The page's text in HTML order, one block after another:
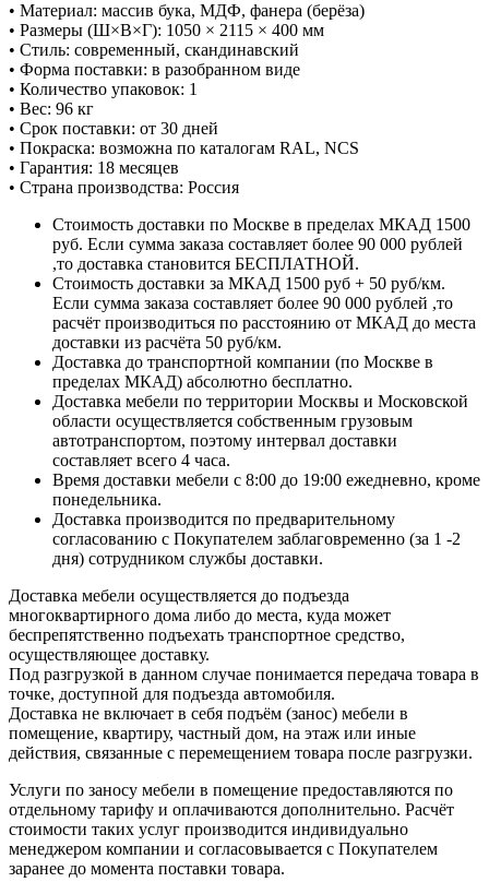
• Материал: массив бука, МДФ, фанера (берёза)
• Размеры (Ш×В×Г): 1050 × 2115 × 400 мм
• Стиль: современный, скандинавский
• Форма поставки: в разобранном виде
• Количество упаковок: 1
• Вес: 96 кг
• Срок поставки: от 30 дней
• Покраска: возможна по каталогам RAL, NCS
• Гарантия: 18 месяцев
• Страна производства: Россия
Стоимость доставки по Москве в пределах МКАД 1500
руб. Если сумма заказа составляет более 90 000 рублей
,то доставка становится БЕСПЛАТНОЙ.
Стоимость доставки за МКАД 1500 руб + 50 руб/км.
Если сумма заказа составляет более 90 000 рублей ,то
расчёт производиться по расстоянию от МКАД до места
доставки из расчёта 50 руб/км.
Доставка до транспортной компании (по Москве в
пределах МКАД) абсолютно бесплатно.
Доставка мебели по территории Москвы и Московской
области осуществляется собственным грузовым
автотранспортом, поэтому интервал доставки
составляет всего 4 часа.
Время доставки мебели с 8:00 до 19:00 ежедневно, кроме
понедельника.
Доставка производится по предварительному
согласованию с Покупателем заблаговременно (за 1 -2
дня) сотрудником службы доставки.
Доставка мебели осуществляется до подъезда
многоквартирного дома либо до места, куда может
беспрепятственно подъехать транспортное средство,
осуществляющее доставку.
Под разгрузкой в данном случае понимается передача товара в
точке, доступной для подъезда автомобиля.
Доставка не включает в себя подъём (занос) мебели в
помещение, квартиру, частный дом, на этаж или иные
действия, связанные с перемещением товара после разгрузки.
Услуги по заносу мебели в помещение предоставляются по
отдельному тарифу и оплачиваются дополнительно. Расчёт
стоимости таких услуг производится индивидуально
менеджером компании и согласовывается с Покупателем
заранее до момента поставки товара.